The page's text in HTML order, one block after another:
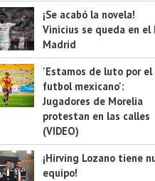
¡Se acabó la novela!
Vinicius se queda en el
Madrid
'Estamos de luto por el
futbol mexicano':
Jugadores de Morelia
protestan en las calles
(VIDEO)
¡Hirving Lozano tiene
equipo!